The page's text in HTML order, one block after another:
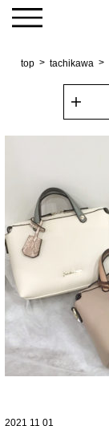
top tachikawa
2021 11 01